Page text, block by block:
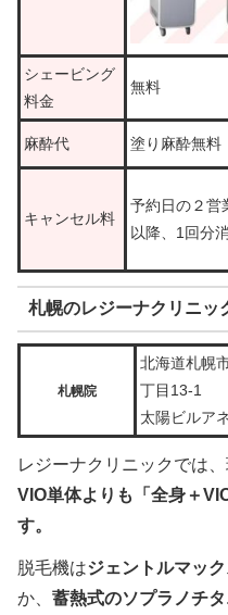
シェービング
料金
無料
麻酔代 塗り麻酔無料
キャンセル料
予約日の２営
以降、1回分消
札幌のレジーナクリニッ
札幌院
北海道札幌
丁目13-1
太陽ビルア
レジーナクリニックでは
VIO単体よりも「全身＋
す。
脱毛機はジェントルマッ
か、 蓄熱式のソプラノチ